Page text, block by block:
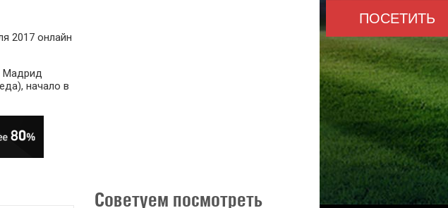
ПОСЕТИТЬ
2017 онлайн
Мадрид
начало в
Советуем посмотреть